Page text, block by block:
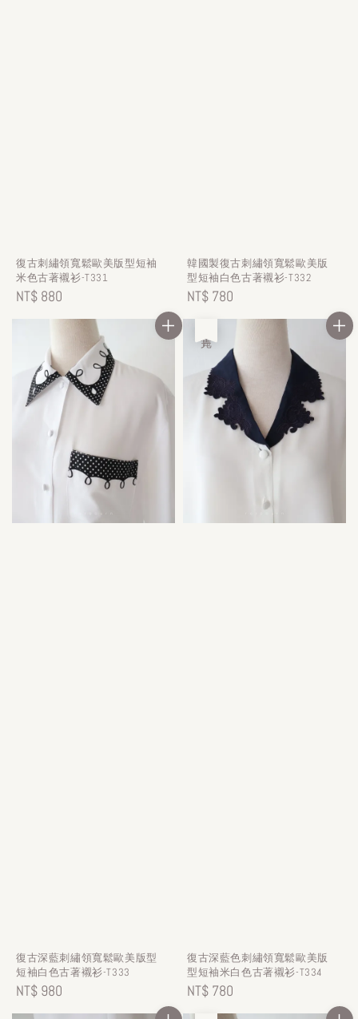
復古刺繡領寬鬆歐美版型短袖
米色古著襯衫-T331
Regular
NT$ 880
韓國製復古刺繡領寬鬆歐美版
型短袖白色古著襯衫-T332
Regular
price
NT$ 780
復古深藍刺繡領寬鬆歐美版型
短袖白色古著襯衫-T333
Regular
price
NT$ 980
復古深藍色刺繡領寬鬆歐美版
型短袖米白色古著襯衫-T334
Regular
price
NT$ 780